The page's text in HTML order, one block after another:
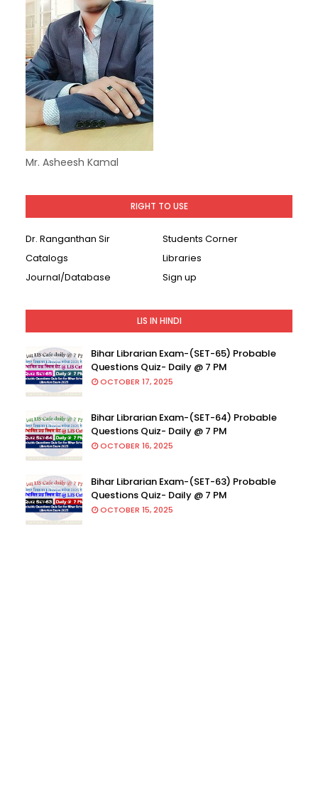
Mr. Asheesh Kamal
RIGHT TO USE
Dr. Ranganthan Sir
Students Corner
Catalogs
Libraries
Journal/Database
Sign up
LIS IN HINDI
Bihar Librarian Exam-(SET-65) Probable
Questions Quiz- Daily @ 7 PM
OCTOBER 17, 2025
Bihar Librarian Exam-(SET-64) Probable
Questions Quiz- Daily @ 7 PM
OCTOBER 16, 2025
Bihar Librarian Exam-(SET-63) Probable
Questions Quiz- Daily @ 7 PM
OCTOBER 15, 2025